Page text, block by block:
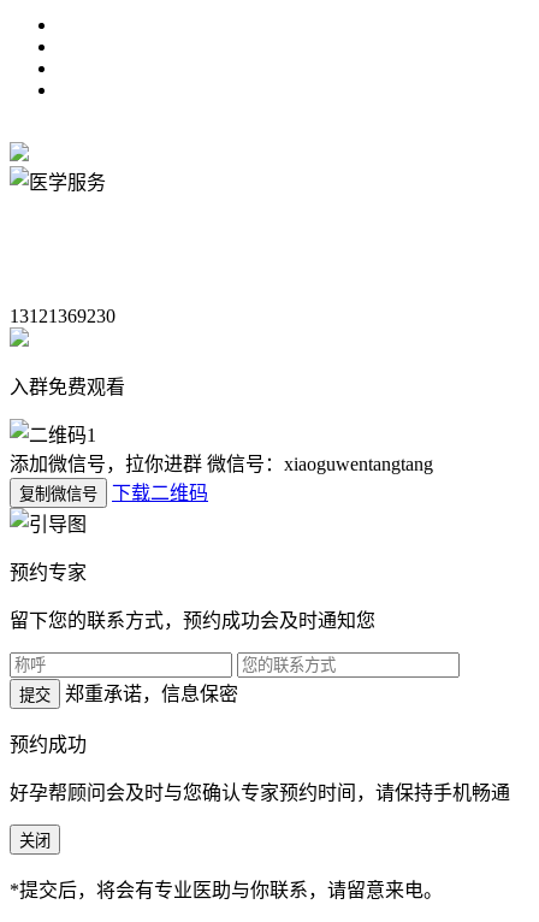
13121369230
入群免费观看
添加微信号，拉你进群 微信号：xiaoguwentangtang
复制微信号 下载二维码
预约专家
留下您的联系方式，预约成功会及时通知您
提交 郑重承诺，信息保密
预约成功
好孕帮顾问会及时与您确认专家预约时间，请保持手机畅通
关闭
*提交后，将会有专业医助与你联系，请留意来电。